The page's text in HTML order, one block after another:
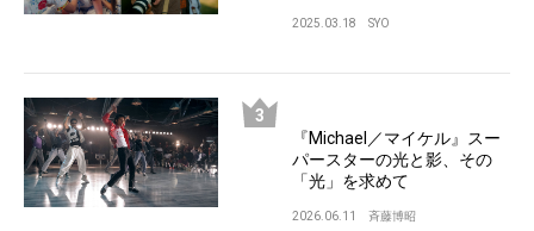
2025.03.18 SYO
『Michael／マイケル』スー
パースターの光と影、その
「光」を求めて
2026.06.11 斉藤博昭